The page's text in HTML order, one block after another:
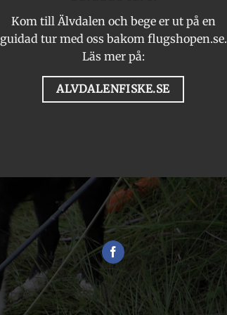
Kom till Älvdalen och bege er ut på en
guidad tur med oss bakom flugshopen.se.
Läs mer på:
ALVDALENFISKE.SE